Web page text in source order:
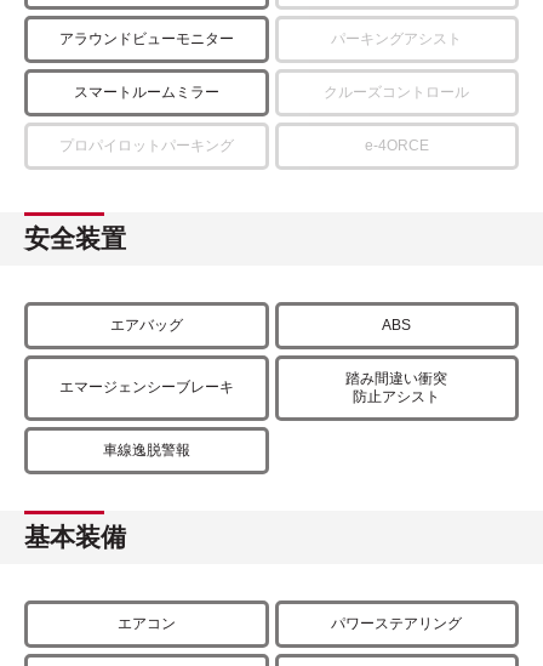
アラウンドビューモニター パーキングアシスト
スマートルームミラー クルーズコントロール
プロパイロットパーキング e-4ORCE
安全装置
エアバッグ ABS
エマージェンシーブレーキ
踏み間違い衝突
防止アシスト
車線逸脱警報
基本装備
エアコン パワーステアリング